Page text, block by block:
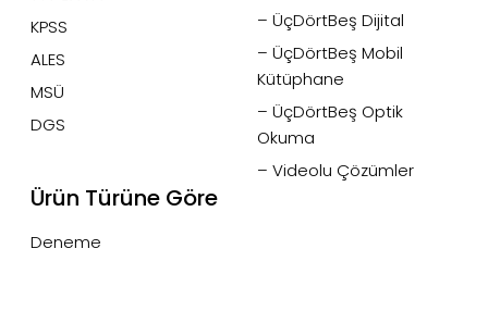
KPSS
ALES
MSÜ
DGS
Ürün Türüne Göre
Deneme
– ÜçDörtBeş Dijital
– ÜçDörtBeş Mobil
Kütüphane
– ÜçDörtBeş Optik
Okuma
– Videolu Çözümler